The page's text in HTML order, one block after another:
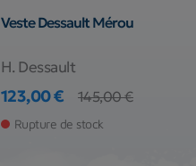
Veste Dessault Mérou
H. Dessault
Prix
123,00 €
Prix de base
145,00 €
Rupture de stock